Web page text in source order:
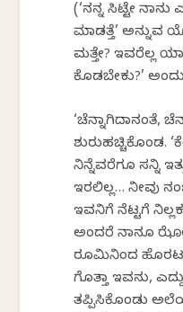
(‘ನನ್ನ ಸಿಟ್ಟೇ
ಮಾಡತ್ತೆ’
ಮತ್ತೇ? ಇವರೆಲ್ಲ
ಕೊಡಬೇಕು?’
‘ಚೆನ್ನಾಗಿದಾನಂತೆ,
ಶುರುಹಚ್ಚಿಕೊಂಡ.
ನಿನ್ನೆವರೆಗೂ ಸನ್ನಿ
ಇರಲಿಲ್ಲ… ನೀವು
ಇವನಿಗೆ ನೆಟ್ಟಗೆ
ಅಂದರೆ ನಾನೂ
ರೂಮಿನಿಂದ ಹೊರಟ
ಗೊತ್ತಾ ಇವನು,
ತಪ್ಪಿಸಿಕೊಂಡು